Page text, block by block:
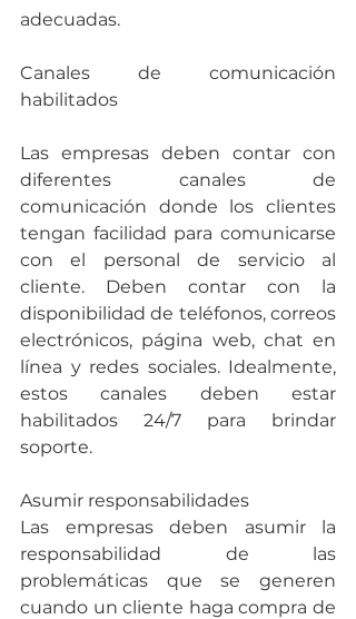
adecuadas.
Canales de comunicación
habilitados
Las empresas deben contar con
diferentes canales de
comunicación donde los clientes
tengan facilidad para comunicarse
con el personal de servicio al
cliente. Deben contar con la
disponibilidad de teléfonos, correos
electrónicos, página web, chat en
línea y redes sociales. Idealmente,
estos canales deben estar
habilitados 24/7 para brindar
soporte.
Asumir responsabilidades
Las empresas deben asumir la
responsabilidad de las
problemáticas que se generen
cuando un cliente haga compra de